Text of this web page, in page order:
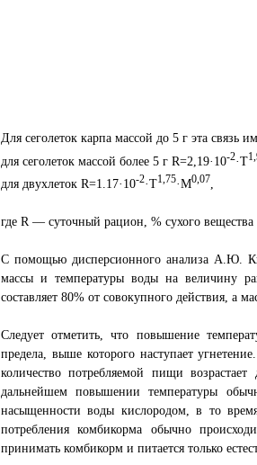
Для сеголеток карпа массой до 5 г эта связь
для сеголеток массой более 5 г R=2,19·10-2·Т
для двухлеток R=1.17·10-2·Т1,75·М0,07
где R — суточный рацион, % сухого
С помощью дисперсионного анализа А.Ю.
массы и температуры воды на величину
составляет 80% от совокупного действия, а
Следует отметить, что повышение
предела, выше которого наступает
количество потребляемой пищи
дальнейшем повышении температуры
насыщенности воды кислородом, в то
потребления комбикорма обычно
принимать комбикорм и питается только